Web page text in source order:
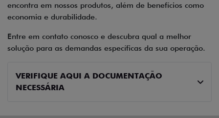
encontra em nossos produtos, além de benefícios como
economia e durabilidade.
Entre em contato conosco e descubra qual a melhor
solução para as demandas específicas da sua operação.
VERIFIQUE AQUI A DOCUMENTAÇÃO
NECESSÁRIA